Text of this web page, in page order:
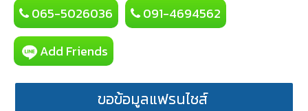
065-5026036 091-4694562
Add Friends
ขอข้อมูลแฟรนไชส์